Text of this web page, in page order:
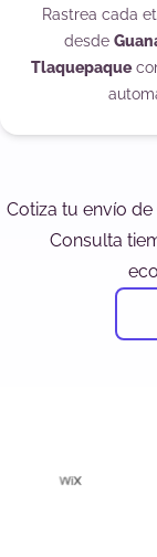
Rastrea cada
desde
Tlaquepaque
Cotiza tu envío
Consulta